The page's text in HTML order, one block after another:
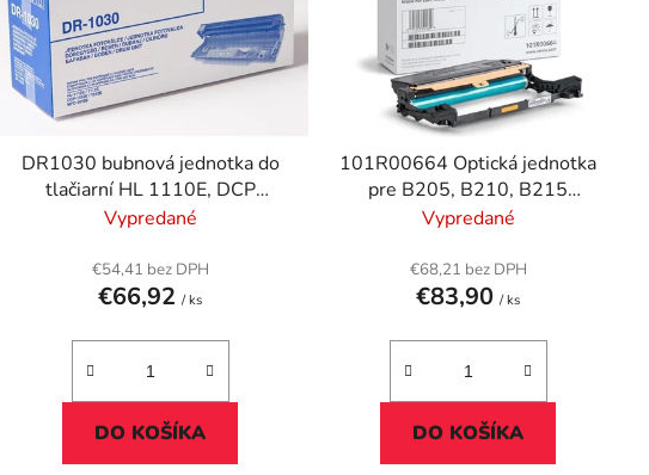
DR1030 bubnová jednotka do
tlačiarní HL 1110E, DCP
1510E, MFC 1810E, BROTHER,
Vypredané
€54,41 bez DPH
€66,92/ ks
DO KOŠÍKA
101R00664 Optická jednotka
pre B205, B210, B215
tlačiarne, XEROX, 10k
Vypredané
€68,21 bez DPH
€83,90/ ks
DO KOŠÍKA